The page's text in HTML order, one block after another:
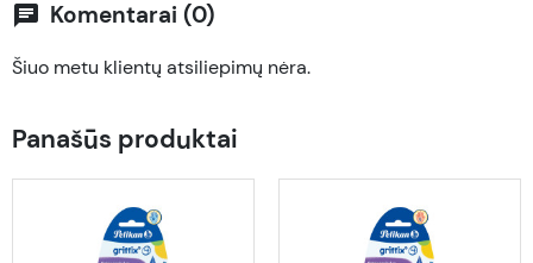
chat Komentarai (0)
Šiuo metu klientų atsiliepimų nėra.
Panašūs produktai